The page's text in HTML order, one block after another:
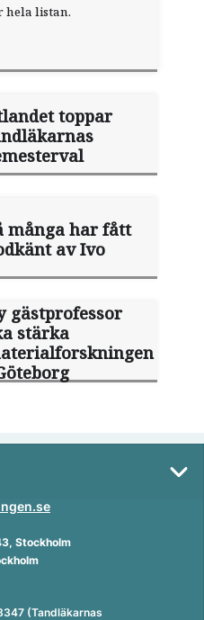
listan.
toppar
många har fått
av Ivo
gästprofessor
stärka
Stockholm
(Tandläkarnas